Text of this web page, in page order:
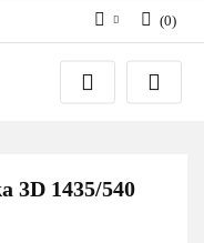
Zaloguj się
Zarejestruj się
(0)
3D 1435/540